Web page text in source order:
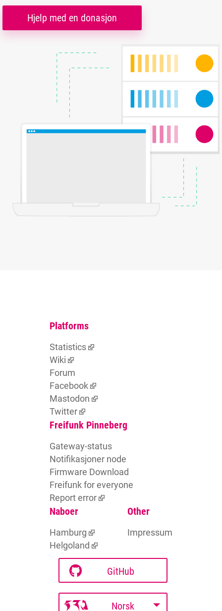
Hjelp med en donasjon
Platforms
Statistics
Wiki
Forum
Facebook
Mastodon
Twitter
Freifunk Pinneberg
Gateway-status
Notifikasjoner node
Firmware Download
Freifunk for everyone
Report error
Naboer
Hamburg
Helgoland
Other
Impressum
GitHub
Norsk